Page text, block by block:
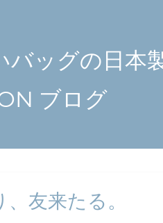
バッグの日本
ブログ
友来たる。